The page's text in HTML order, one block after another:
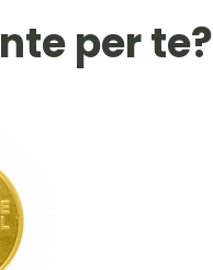
per te?